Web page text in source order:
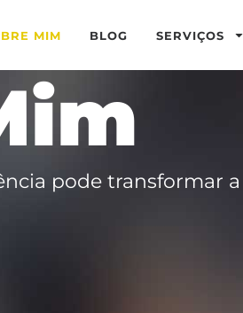
MIM BLOG SERVIÇOS
pode transformar